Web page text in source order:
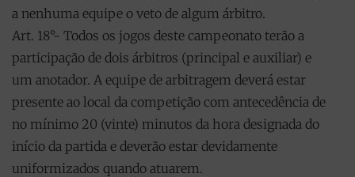
a nenhuma equipe o veto de algum árbitro.
Art. 18°- Todos os jogos deste campeonato terão a
participação de dois árbitros (principal e auxiliar) e
um anotador. A equipe de arbitragem deverá estar
presente ao local da competição com antecedência de
no mínimo 20 (vinte) minutos da hora designada do
início da partida e deverão estar devidamente
uniformizados quando atuarem.